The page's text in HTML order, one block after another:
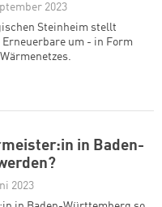
2023
Steinheim stellt
um - in Form
in Baden-
2023